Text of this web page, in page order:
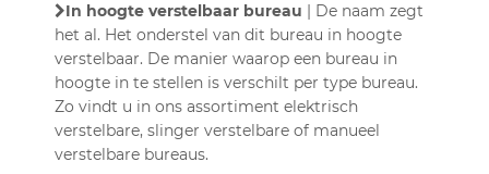
In hoogte verstelbaar bureau | De naam zegt
het al. Het onderstel van dit bureau in hoogte
verstelbaar. De manier waarop een bureau in
hoogte in te stellen is verschilt per type bureau.
Zo vindt u in ons assortiment elektrisch
verstelbare, slinger verstelbare of manueel
verstelbare bureaus.